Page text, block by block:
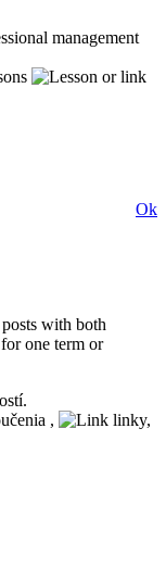
management
or link
Ok
with both
one term or
,
linky,